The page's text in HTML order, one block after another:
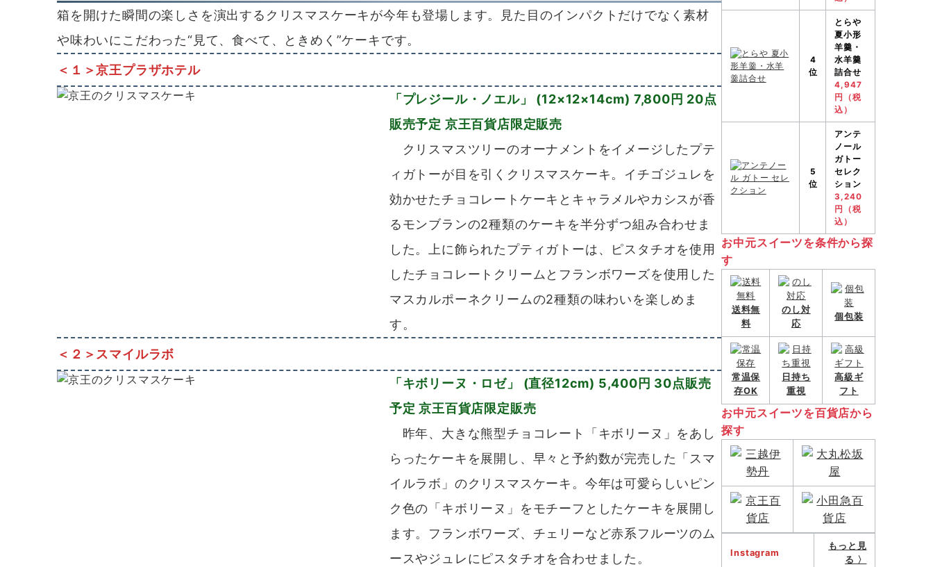
箱を開けた瞬間の楽しさを演出するクリスマスケーキが今年も登場します。見た目のインパクトだけでなく素材
や味わいにこだわった“見て、食べて、ときめく”ケーキです。
＜１＞京王プラザホテル
「プレジール・ノエル」 (12×12×14cm) 7,800円 20点
販売予定 京王百貨店限定販売
クリスマスツリーのオーナメントをイメージしたプテ
ィガトーが目を引くクリスマスケーキ。イチゴジュレを
効かせたチョコレートケーキとキャラメルやカシスが香
るモンブランの2種類のケーキを半分ずつ組み合わせま
した。上に飾られたプティガトーは、ピスタチオを使用
したチョコレートクリームとフランボワーズを使用した
マスカルポーネクリームの2種類の味わいを楽しめま
す。
＜２＞スマイルラボ
「キボリーヌ・ロゼ」 (直径12cm) 5,400円 30点販売
予定 京王百貨店限定販売
昨年、大きな熊型チョコレート「キボリーヌ」をあし
らったケーキを展開し、早々と予約数が完売した「スマ
イルラボ」のクリスマスケーキ。今年は可愛らしいピン
ク色の「キボリーヌ」をモチーフとしたケーキを展開し
ます。フランボワーズ、チェリーなど赤系フルーツのム
ースやジュレにピスタチオを合わせました。
4
位
とらや
夏小形
羊羹・
水羊羹
詰合せ
4,947
円（税
込）
5
位
アンテ
ノール
ガトー
セレク
ション
3,240
円（税
込）
お中元スイーツを条件から探
す
送料無
料
のし対
応
個包装
常温保
存OK
日持ち
重視
高級ギ
フト
お中元スイーツを百貨店から
探す
Instagram
もっと見
る 〉